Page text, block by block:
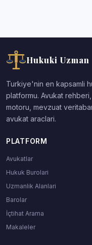
Hukuki Uzman
Turkiye'nin en kapsamli
platformu. Avukat
motoru, mevzuat
avukat araclari.
PLATFORM
Avukatlar
Hukuk Burolari
Uzmanlik Alanlari
Barolar
İçtihat Arama
Makaleler